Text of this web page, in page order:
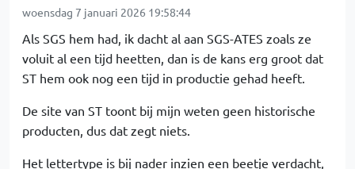
woensdag 7 januari 2026 19:58:44
Als SGS hem had, ik dacht al aan SGS-ATES zoals ze
voluit al een tijd heetten, dan is de kans erg groot dat
ST hem ook nog een tijd in productie gehad heeft.
De site van ST toont bij mijn weten geen historische
producten, dus dat zegt niets.
Het lettertype is bij nader inzien een beetje verdacht,